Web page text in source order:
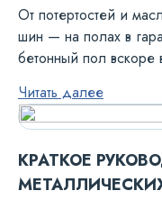
От потертостей и
шин — на полах в
бетонный пол вскоре
Читать далее
КРАТКОЕ